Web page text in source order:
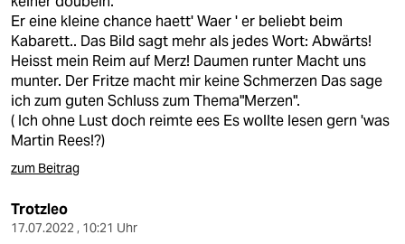
Er eine kleine chance haett' Waer ' er beliebt beim
Kabarett.. Das Bild sagt mehr als jedes Wort: Abwärts!
Heisst mein Reim auf Merz! Daumen runter Macht uns
munter. Der Fritze macht mir keine Schmerzen Das sage
ich zum guten Schluss zum Thema"Merzen".
( Ich ohne Lust doch reimte ees Es wollte lesen gern 'was
Martin Rees!?)
zum Beitrag
Trotzleo
17.07.2022 , 10:21 Uhr